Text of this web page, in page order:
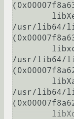
/usr/lib64/
/usr/lib64/
/usr/lib64/